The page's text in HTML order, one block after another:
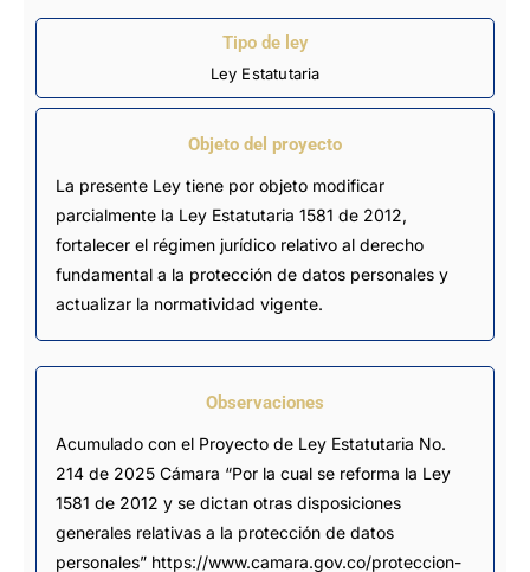
Tipo de ley
Ley Estatutaria
Objeto del proyecto
La presente Ley tiene por objeto modificar
parcialmente la Ley Estatutaria 1581 de 2012,
fortalecer el régimen jurídico relativo al derecho
fundamental a la protección de datos personales y
actualizar la normatividad vigente.
Observaciones
Acumulado con el Proyecto de Ley Estatutaria No.
214 de 2025 Cámara “Por la cual se reforma la Ley
1581 de 2012 y se dictan otras disposiciones
generales relativas a la protección de datos
personales” https://www.camara.gov.co/proteccion-